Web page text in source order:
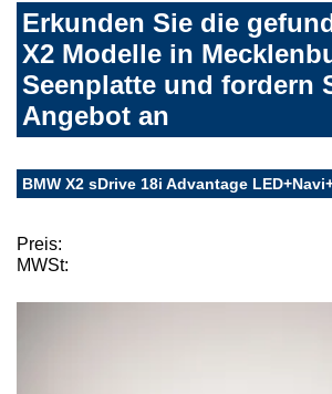
Erkunden Sie die
X2 Modelle in
Seenplatte und fordern
Angebot an
BMW X2 sDrive 18i Advantage
Preis:
MWSt: